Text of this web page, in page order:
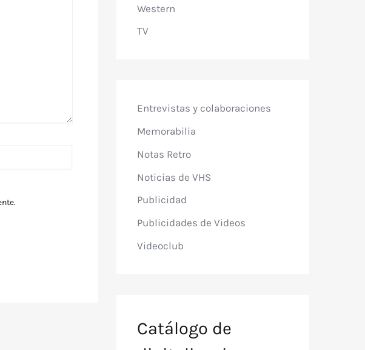
Western
TV
Entrevistas y colaboraciones
Memorabilia
Notas Retro
Noticias de VHS
Publicidad
Publicidades de Videos
Videoclub
Catálogo de